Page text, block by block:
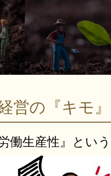
営の『キモ
働生産性』とい